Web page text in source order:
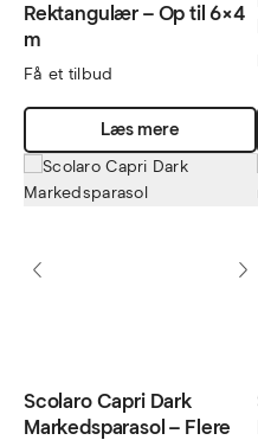
Rektangulær – Op til 6×4
m
Få et tilbud
Læs mere
Scolaro Capri Dark
Markedsparasol – Flere